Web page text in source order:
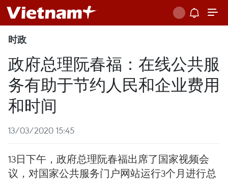
时政
政府总理阮春福：在线公共服
务有助于节约人民和企业费用
和时间
13/03/2020 15:45
13日下午，政府总理阮春福出席了国家视频会
议，对国家公共服务门户网站运行3个月进行总